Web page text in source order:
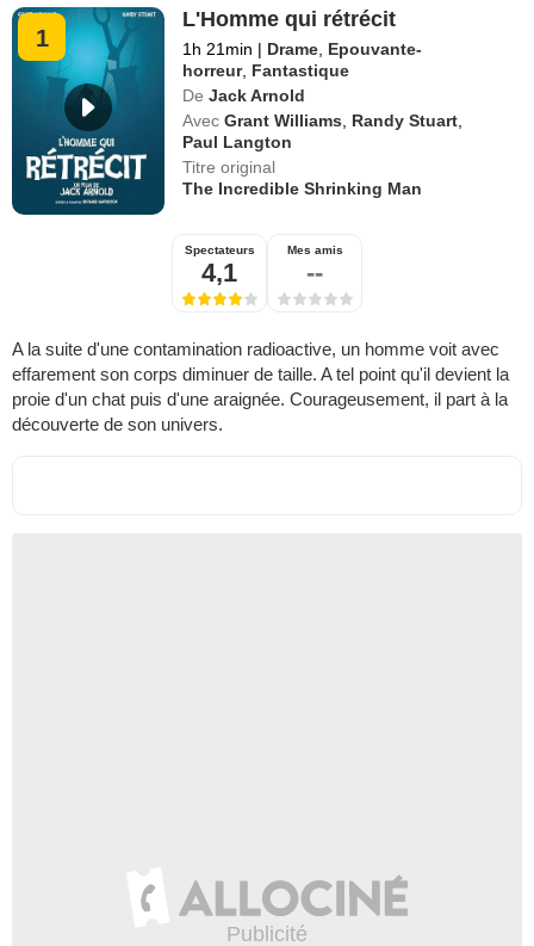
1
L'Homme qui rétrécit
1h 21min | Drame Epouvante-
horreur, Fantastique
De Jack Arnold
Avec Grant Williams Randy Stuart
Paul Langton
Titre original
The Incredible Shrinking Man
Spectateurs
4,1
Mes amis
--
A la suite d'une contamination radioactive, un homme voit avec
effarement son corps diminuer de taille. A tel point qu'il devient la
proie d'un chat puis d'une araignée. Courageusement, il part à la
découverte de son univers.